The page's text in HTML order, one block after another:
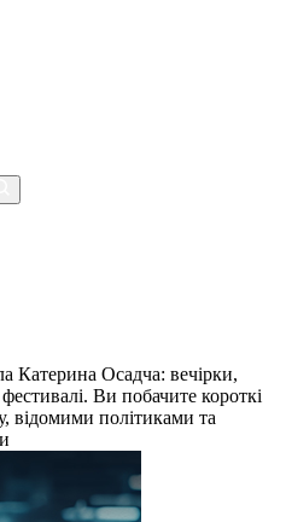
Катерина Осадча: вечірки,
Ви побачите короткі
відомими політиками та